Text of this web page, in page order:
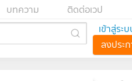
ติดต่อเวป
บทความ
เข้าสู่ระ
ลงประ